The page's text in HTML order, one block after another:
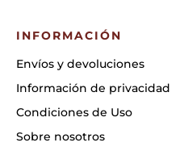
INFORMACIÓN
Envíos y devoluciones
Información de privacidad
Condiciones de Uso
Sobre nosotros